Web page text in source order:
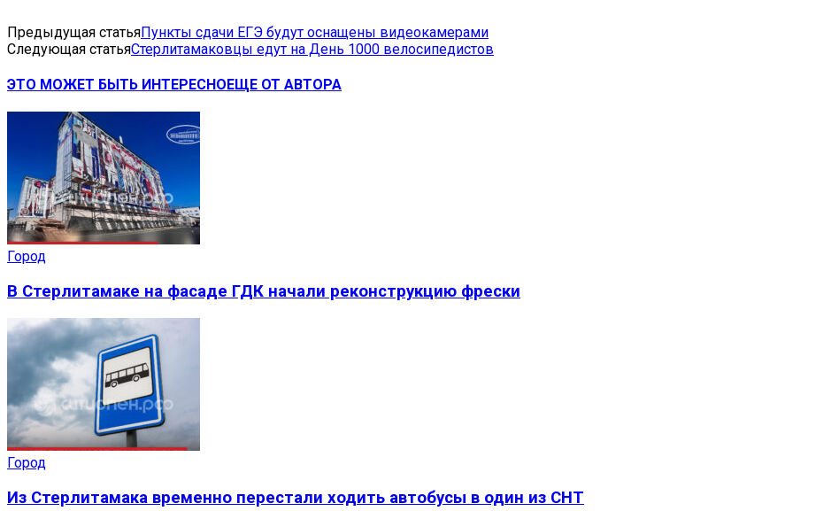
Предыдущая статьяПункты сдачи ЕГЭ будут оснащены видеокамерами
Следующая статьяСтерлитамаковцы едут на День 1000 велосипедистов
ЭТО МОЖЕТ БЫТЬ ИНТЕРЕСНОЕЩЕ ОТ АВТОРА
Город
В Стерлитамаке на фасаде ГДК начали реконструкцию фрески
Город
Из Стерлитамака временно перестали ходить автобусы в один из СНТ